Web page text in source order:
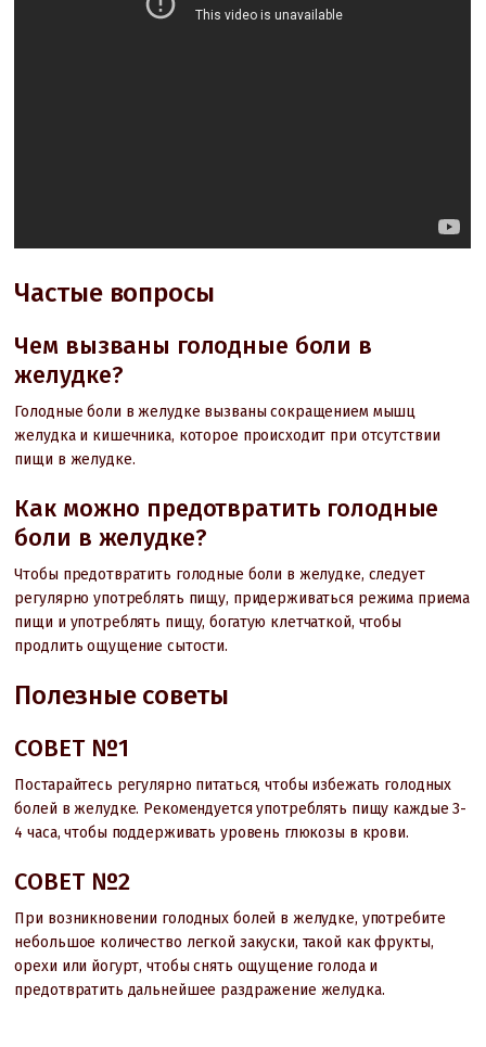
Частые вопросы
Чем вызваны голодные боли в
желудке?
Голодные боли в желудке вызваны сокращением мышц
желудка и кишечника, которое происходит при отсутствии
пищи в желудке.
Как можно предотвратить голодные
боли в желудке?
Чтобы предотвратить голодные боли в желудке, следует
регулярно употреблять пищу, придерживаться режима приема
пищи и употреблять пищу, богатую клетчаткой, чтобы
продлить ощущение сытости.
Полезные советы
СОВЕТ №1
Постарайтесь регулярно питаться, чтобы избежать голодных
болей в желудке. Рекомендуется употреблять пищу каждые 3-
4 часа, чтобы поддерживать уровень глюкозы в крови.
СОВЕТ №2
При возникновении голодных болей в желудке, употребите
небольшое количество легкой закуски, такой как фрукты,
орехи или йогурт, чтобы снять ощущение голода и
предотвратить дальнейшее раздражение желудка.